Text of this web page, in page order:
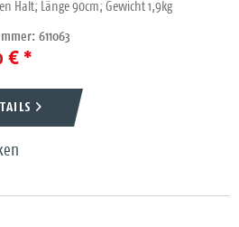
Halt; Länge 90cm; Gewicht 1,9kg
611063
€ *